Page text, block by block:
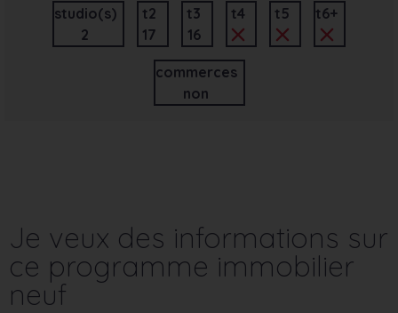
studio(s)
2
t2
17
t3
16
t4 t5 t6+
commerces
non
Je veux des informations sur
ce programme immobilier
neuf